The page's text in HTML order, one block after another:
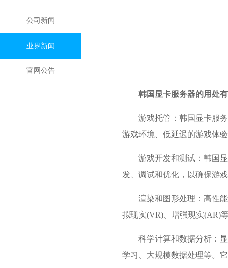
公司新闻
业界新闻
官网公告
韩国显卡服务器的用处
游戏托管：韩国显卡服
游戏环境、低延迟的游戏体
游戏开发和测试：韩国
发、调试和优化，以确保游
渲染和图形处理：高性
拟现实(VR)、增强现实(AR)
科学计算和数据分析：
学习、大规模数据处理等。